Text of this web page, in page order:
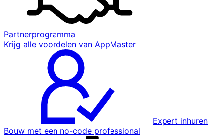
Partnerprogramma
Krijg alle voordelen van AppMaster
Expert inhuren
Bouw met een no-code professional